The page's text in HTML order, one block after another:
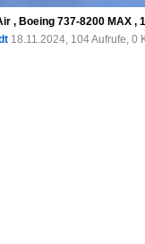
, Boeing 737-8200 MAX
18.11.2024, 104 Aufrufe, 0